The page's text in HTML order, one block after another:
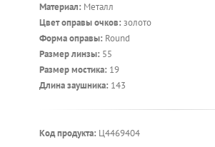
Материал: Металл
Цвет оправы очков: золото
Форма оправы: Round
Размер линзы: 55
Размер мостика: 19
Длина заушника: 143
Код продукта: Ц4469404